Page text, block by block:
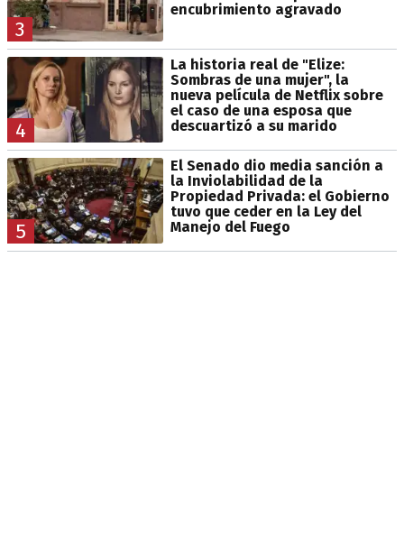
3
encubrimiento agravado
4
La historia real de "Elize:
Sombras de una mujer", la
nueva película de Netflix sobre
el caso de una esposa que
descuartizó a su marido
5
El Senado dio media sanción a
la Inviolabilidad de la
Propiedad Privada: el Gobierno
tuvo que ceder en la Ley del
Manejo del Fuego